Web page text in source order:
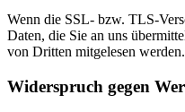
Wenn die SSL- bzw. TLS-
Daten, die Sie an uns
von Dritten mitgelesen werden.
Widerspruch gegen